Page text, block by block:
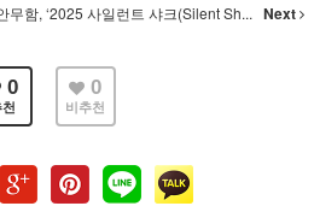
무함, ‘2025 사일런트 샤크(Silent Sh... Next
0 0
비추천